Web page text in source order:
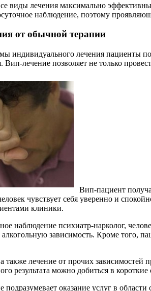
виды лечения максимально
наблюдение, поэтому
от обычной терапии
индивидуального лечения пациенты
Вип-лечение позволяет не только
Вип-пациент
чувствует себя уверенно и
клиники.
наблюдение психиатр-нарколог,
зависимость. Кроме того,
также лечение от прочих
результата можно добиться в
подразумевает оказание услуг в